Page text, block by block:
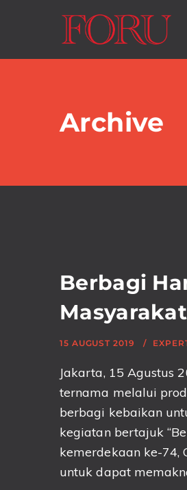
Archive
Berbagi
15 AUGUST 2019
Jakarta, 15 Agustus
ternama melalui
berbagi kebaikan
kegiatan bertajuk
kemerdekaan ke-74,
untuk dapat